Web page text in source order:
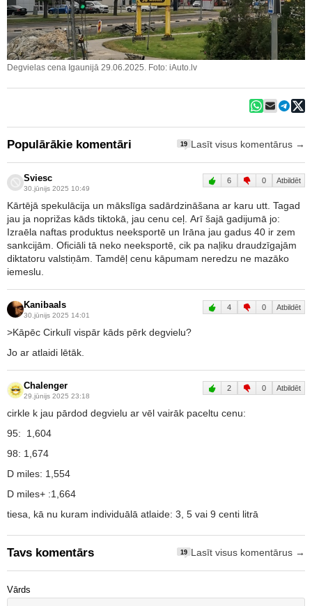
Degvielas cena Igaunijā 29.06.2025. Foto: iAuto.lv
Populārākie komentāri 19 Lasīt visus komentārus →
Sviesc
30.jūnijs 2025 10:49
6 0 Atbildēt
Kārtējā spekulācija un mākslīga sadārdzināšana ar karu utt. Tagad
jau ja noprižas kāds tiktokā, jau cenu ceļ. Arī šajā gadijumā jo:
Izraēla naftas produktus neeksportē un Irāna jau gadus 40 ir zem
sankcijām. Oficiāli tā neko neeksportē, cik pa naļiku draudzīgajām
diktatoru valstiņām. Tamdēļ cenu kāpumam neredzu ne mazāko
iemeslu.
Kanibaals
30.jūnijs 2025 14:01
4 0 Atbildēt
>Kāpēc Cirkulī vispār kāds pērk degvielu?
Jo ar atlaidi lētāk.
Chalenger
29.jūnijs 2025 23:18
2 0 Atbildēt
cirkle k jau pārdod degvielu ar vēl vairāk paceltu cenu:
95: 1,604
98: 1,674
D miles: 1,554
D miles+ :1,664
tiesa, kā nu kuram individuālā atlaide: 3, 5 vai 9 centi litrā
Tavs komentārs 19 Lasīt visus komentārus →
Vārds